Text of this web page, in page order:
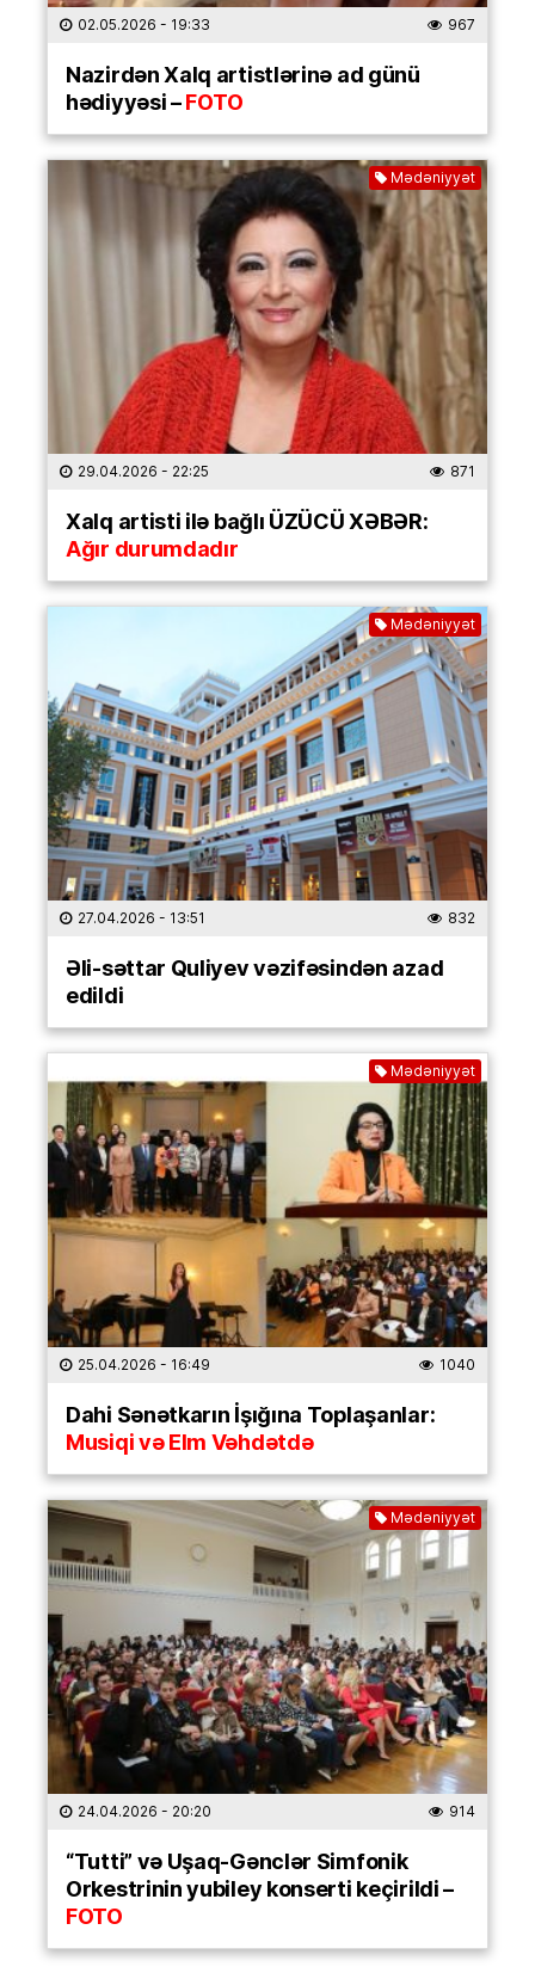
02.05.2026 - 19:33 967
Nazirdən Xalq artistlərinə ad günü
hədiyyəsi –FOTO
Mədəniyyət
29.04.2026 - 22:25 871
Xalq artisti ilə bağlı ÜZÜCÜ XƏBƏR:
Ağır durumdadır
Mədəniyyət
27.04.2026 - 13:51 832
Əli-səttar Quliyev vəzifəsindən azad
edildi
Mədəniyyət
25.04.2026 - 16:49 1040
Dahi Sənətkarın İşığına Toplaşanlar:
Musiqi və Elm Vəhdətdə
Mədəniyyət
24.04.2026 - 20:20 914
“Tutti” və Uşaq-Gənclər Simfonik
Orkestrinin yubiley konserti keçirildi –
FOTO